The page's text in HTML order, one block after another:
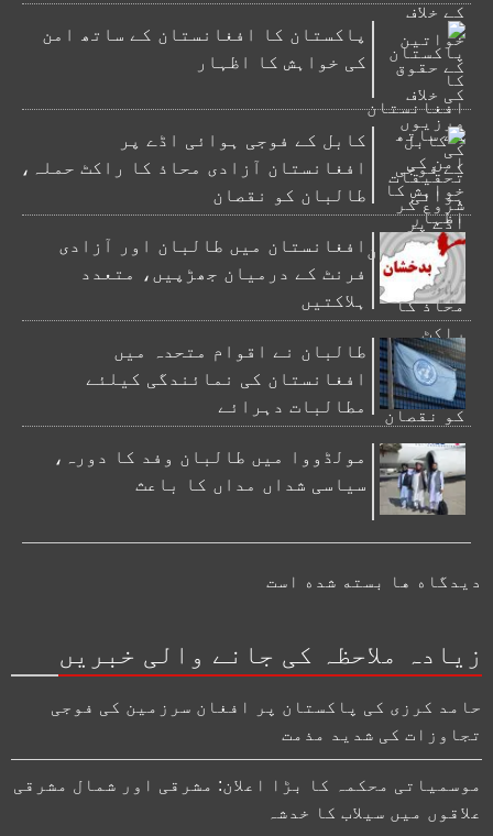
پاکستان کا افغانستان کے ساتھ امن
کی خواہش کا اظہار
کابل کے فوجی ہوائی اڈے پر
افغانستان آزادی محاذ کا راکٹ حملہ،
طالبان کو نقصان
افغانستان میں طالبان اور آزادی
فرنٹ کے درمیان جھڑپیں، متعدد
ہلاکتیں
طالبان نے اقوام متحدہ میں
افغانستان کی نمائندگی کیلئے
مطالبات دہرائے
مولڈووا میں طالبان وفد کا دورہ،
سیاسی شداں مداں کا باعث
دیدگاه ها بسته شده است
زیادہ ملاحظہ کی جانے والی خبریں
حامد کرزی کی پاکستان پر افغان سرزمین کی فوجی
تجاوزات کی شدید مذمت
موسمیاتی محکمہ کا بڑا اعلان: مشرقی اور شمال مشرقی
علاقوں میں سیلاب کا خدشہ